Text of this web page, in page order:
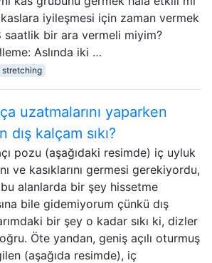
iyileşmesi için zaman vermek
saatlik bir ara vermeli miyim?
Aslında iki …
stretching
uzatmalarını yaparken
dış kalçam sıkı?
pozu (aşağıdaki resimde) iç uyluk
ve kasıklarını germesi gerekiyordu,
alanlarda bir şey hissetme
bile gidemiyorum çünkü dış
bir şey o kadar sıkı ki, dizler
Öte yandan, geniş açılı oturmuş
(aşağıda resimde), iç